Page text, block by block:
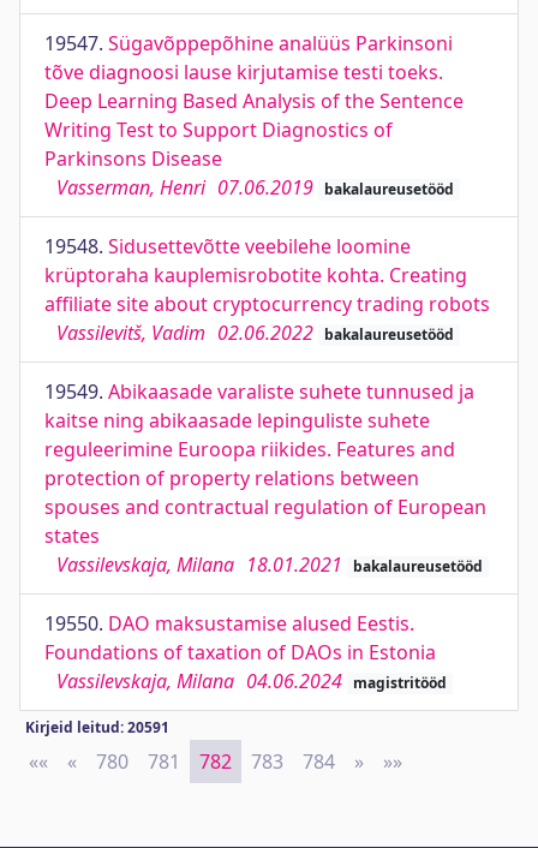
19547. Sügavõppepõhine analüüs Parkinsoni
tõve diagnoosi lause kirjutamise testi toeks.
Deep Learning Based Analysis of the Sentence
Writing Test to Support Diagnostics of
Parkinsons Disease
Vasserman, Henri 07.06.2019 bakalaureusetööd
19548. Sidusettevõtte veebilehe loomine
krüptoraha kauplemisrobotite kohta. Creating
affiliate site about cryptocurrency trading robots
Vassilevitš, Vadim 02.06.2022 bakalaureusetööd
19549. Abikaasade varaliste suhete tunnused ja
kaitse ning abikaasade lepinguliste suhete
reguleerimine Euroopa riikides. Features and
protection of property relations between
spouses and contractual regulation of European
states
Vassilevskaja, Milana 18.01.2021 bakalaureusetööd
19550. DAO maksustamise alused Eestis.
Foundations of taxation of DAOs in Estonia
Vassilevskaja, Milana 04.06.2024 magistritööd
Kirjeid leitud: 20591
«« First
« Previous
780 781 782 783 784 » Next
»»